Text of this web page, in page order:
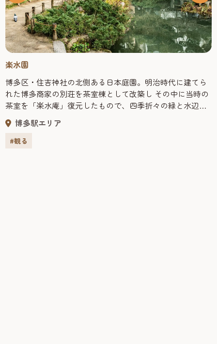
楽水園
博多区・住吉神社の北側ある日本庭園。明治時代に建てら
れた博多商家の別荘を茶室棟として改築し その中に当時の
茶室を「楽水庵」復元したもので、四季折々の緑と水辺の
うるおいに満ちた甘美な香り漂う美しい日本庭園だ。当時
の博多豪商の優雅さを垣間見ることができる。静閑とした
佇まいのなか、優雅なひとときを過ごすことができる。
博多駅エリア
#観る